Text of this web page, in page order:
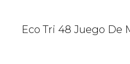
Eco Tri 48 Juego De